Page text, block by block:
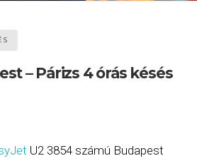
– Párizs 4 órás késés
U2 3854 számú Budapest